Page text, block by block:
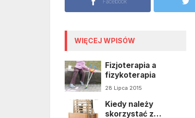
WIĘCEJ WPISÓW
Fizjoterapia a
fizykoterapia
28 Lipca 2015
Kiedy należy
skorzystać z